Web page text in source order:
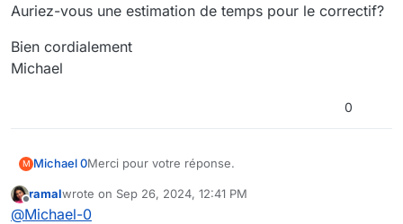
Auriez-vous une estimation de temps pour le correctif?
Bien cordialement
Michael
0
M Michael 0Merci pour votre réponse.
Auriez-vous une estimation de temps pour le
correctif?
Offline
ramalwrote on Sep 26, 2024, 12:41 PM
last edited by
@Michael-0